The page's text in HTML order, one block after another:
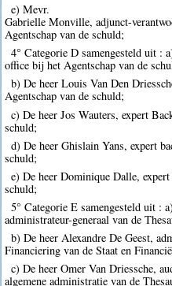
e) Mevr.
Gabrielle Monville, adjunct-
Agentschap van de schuld;
4° Categorie D samengesteld uit :
office bij het Agentschap van de
b) De heer Louis Van Den
Agentschap van de schuld;
c) De heer Jos Wauters, expert
schuld;
d) De heer Ghislain Yans, expert
schuld;
e) De heer Dominique Dalle,
schuld;
5° Categorie E samengesteld uit :
administrateur-generaal van de
b) De heer Alexandre De Geest,
Financiering van de Staat en
c) De heer Omer Van Driessche,
algemene administratie van de